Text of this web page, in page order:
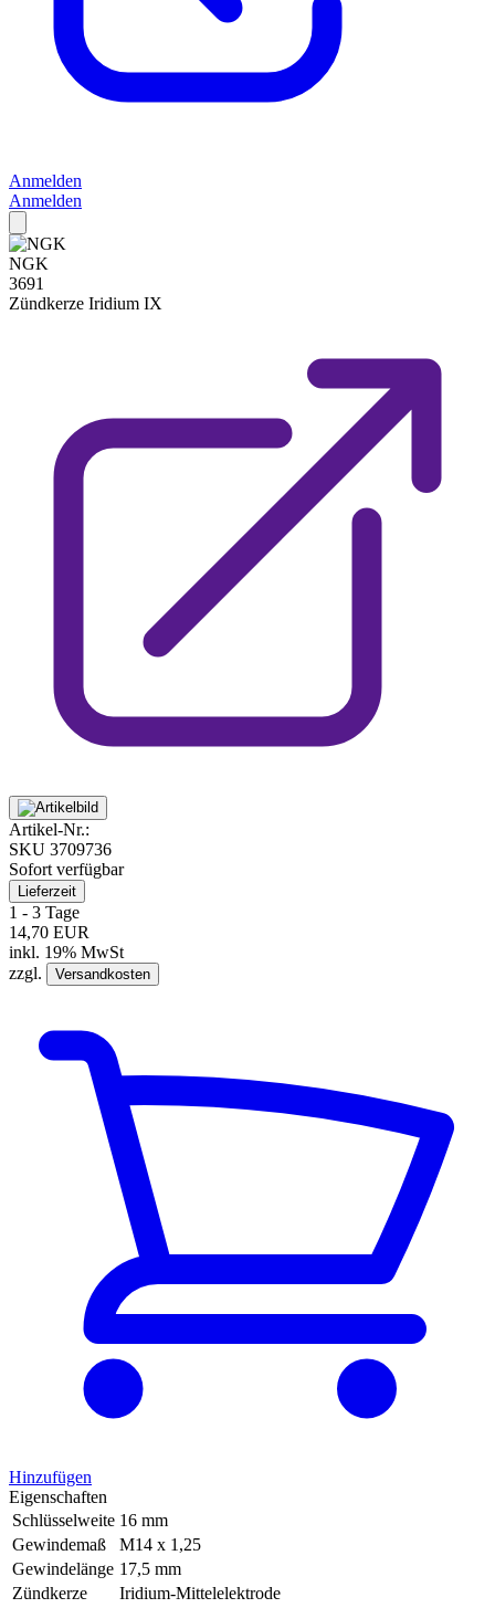
Anmelden
Anmelden
NGK
3691
Zündkerze Iridium IX
Artikel-Nr.:
SKU 3709736
Sofort verfügbar
Lieferzeit
1 - 3 Tage
14,70 EUR
inkl. 19% MwSt
zzgl.
Versandkosten
Hinzufügen
Eigenschaften
Schlüsselweite 16 mm
Gewindemaß
M14 x 1,25
Gewindelänge 17,5 mm
Zündkerze
Iridium-Mittelelektrode